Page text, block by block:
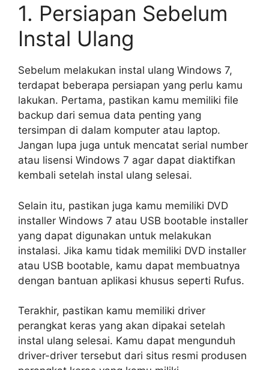
1. Persiapan Sebelum
Instal Ulang
Sebelum melakukan instal ulang Windows 7,
terdapat beberapa persiapan yang perlu kamu
lakukan. Pertama, pastikan kamu memiliki file
backup dari semua data penting yang
tersimpan di dalam komputer atau laptop.
Jangan lupa juga untuk mencatat serial number
atau lisensi Windows 7 agar dapat diaktifkan
kembali setelah instal ulang selesai.
Selain itu, pastikan juga kamu memiliki DVD
installer Windows 7 atau USB bootable installer
yang dapat digunakan untuk melakukan
instalasi. Jika kamu tidak memiliki DVD installer
atau USB bootable, kamu dapat membuatnya
dengan bantuan aplikasi khusus seperti Rufus.
Terakhir, pastikan kamu memiliki driver
perangkat keras yang akan dipakai setelah
instal ulang selesai. Kamu dapat mengunduh
driver-driver tersebut dari situs resmi produsen